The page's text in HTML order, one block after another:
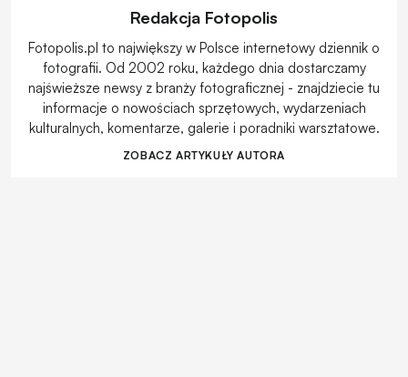
Redakcja Fotopolis
Fotopolis.pl to największy w Polsce internetowy dziennik o
fotografii. Od 2002 roku, każdego dnia dostarczamy
najświeższe newsy z branży fotograficznej - znajdziecie tu
informacje o nowościach sprzętowych, wydarzeniach
kulturalnych, komentarze, galerie i poradniki warsztatowe.
ZOBACZ ARTYKUŁY AUTORA